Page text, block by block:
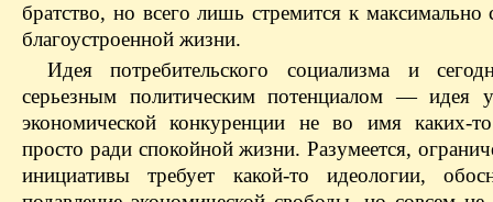
братство, но всего лишь стремится к максимально
благоустроенной жизни.
Идея потребительского социализма и
серьезным политическим потенциалом — идея
экономической конкуренции не во имя каких-
просто ради спокойной жизни. Разумеется,
инициативы требует какой-то идеологии,